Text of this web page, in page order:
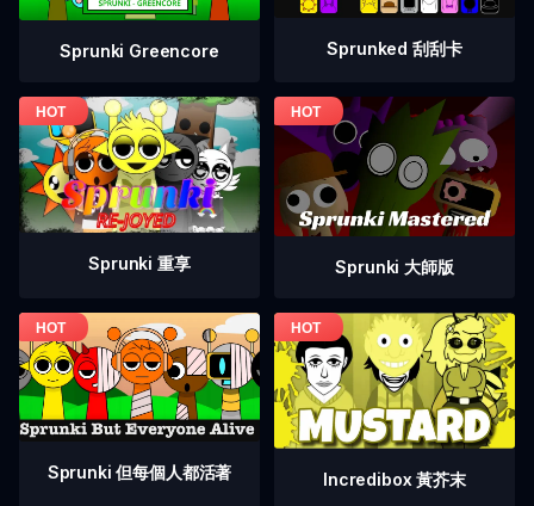
Sprunki Greencore Sprunked 刮刮卡
Sprunki 重享 Sprunki 大師版
Sprunki 但每個人都活著 Incredibox 黃芥末